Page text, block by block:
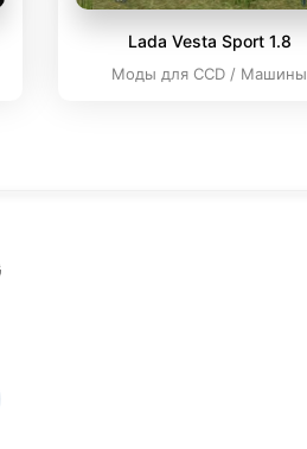
Lada Vesta Sport 1.8
Моды для CCD / Машины